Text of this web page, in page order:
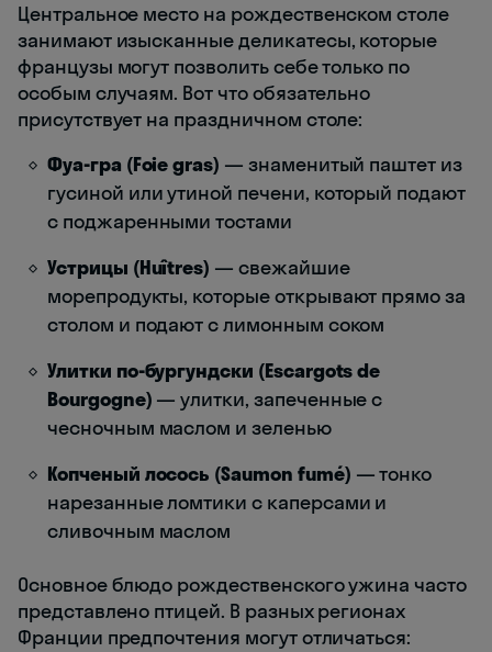
Центральное место на рождественском столе
занимают изысканные деликатесы, которые
французы могут позволить себе только по
особым случаям. Вот что обязательно
присутствует на праздничном столе:
Фуа-гра (Foie gras) — знаменитый паштет из
гусиной или утиной печени, который подают
с поджаренными тостами
Устрицы (Huîtres) — свежайшие
морепродукты, которые открывают прямо за
столом и подают с лимонным соком
Улитки по-бургундски (Escargots de
Bourgogne) — улитки, запеченные с
чесночным маслом и зеленью
Копченый лосось (Saumon fumé) — тонко
нарезанные ломтики с каперсами и
сливочным маслом
Основное блюдо рождественского ужина часто
представлено птицей. В разных регионах
Франции предпочтения могут отличаться: